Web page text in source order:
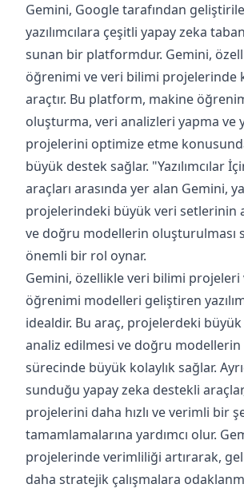
Gemini, Google tarafından
yazılımcılara çeşitli yapay zeka
sunan bir platformdur. Gemini,
öğrenimi ve veri bilimi projelerinde
araçtır. Bu platform, makine
oluşturma, veri analizleri yapma ve
projelerini optimize etme konusunda
büyük destek sağlar. "Yazılımcılar
araçları arasında yer alan Gemini,
projelerindeki büyük veri setlerinin
ve doğru modellerin oluşturulması
önemli bir rol oynar.
Gemini, özellikle veri bilimi projeleri
öğrenimi modelleri geliştiren
idealdir. Bu araç, projelerdeki
analiz edilmesi ve doğru modellerin
sürecinde büyük kolaylık sağlar.
sunduğu yapay zeka destekli araçlar,
projelerini daha hızlı ve verimli bir
tamamlamalarına yardımcı olur.
projelerinde verimliliği artırarak,
daha stratejik çalışmalara